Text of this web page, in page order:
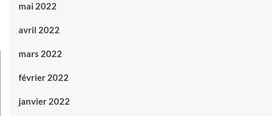
mai 2022
avril 2022
mars 2022
février 2022
janvier 2022